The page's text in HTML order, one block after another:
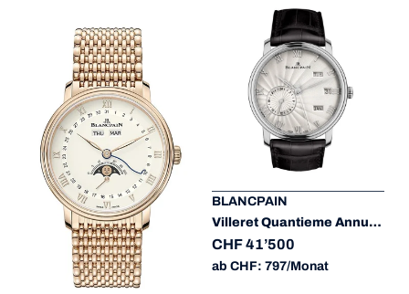
BLANCPAIN
Villeret Quantieme Annuel GMT
CHF 41’500
ab CHF: 797/Monat